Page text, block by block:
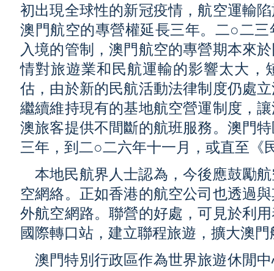
初出現全球性的新冠疫情，航空運輸
澳門航空的專營權延長三年。二○二
入境的管制，澳門航空的專營期本來
情對旅遊業和民航運輸的影響太大，
估，由於新的民航活動法律制度仍處
繼續維持現有的基地航空營運制度，
澳旅客提供不間斷的航班服務。澳門
三年，到二○二六年十一月，或直至《
本地民航界人士認為，今後應鼓勵
空網絡。正如香港的航空公司也透過
外航空網路。聯營的好處，可見於利
國際轉口站，建立聯程旅遊，擴大澳
澳門特別行政區作為世界旅遊休閒